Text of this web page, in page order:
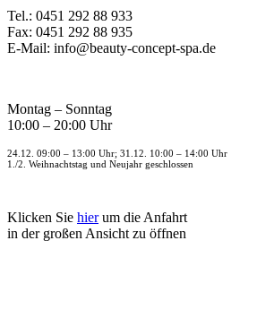
Tel.: 0451 292 88 933
Fax: 0451 292 88 935
E-Mail: info@beauty-concept-spa.de
Montag – Sonntag
10:00 – 20:00 Uhr
24.12. 09:00 – 13:00 Uhr; 31.12. 10:00 – 14:00 Uhr
1./2. Weihnachtstag und Neujahr geschlossen
Klicken Sie hierum die Anfahrt
in der großen Ansicht zu öffnen